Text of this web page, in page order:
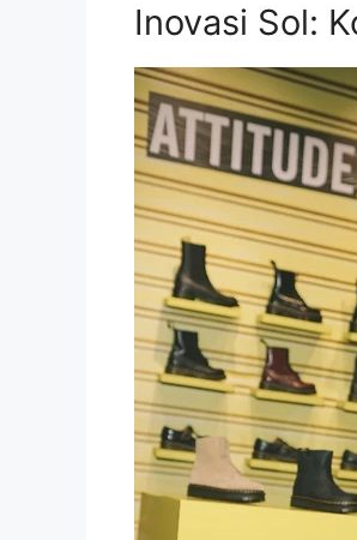
Inovasi Sol: